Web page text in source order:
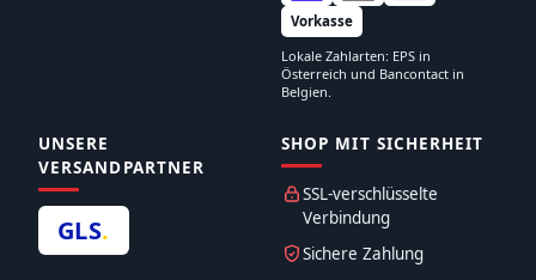
Vorkasse
Lokale Zahlarten: EPS in
Österreich und Bancontact in
Belgien.
UNSERE
VERSANDPARTNER
GLS.
SHOP MIT SICHERHEIT
SSL-verschlüsselte
Verbindung
Sichere Zahlung